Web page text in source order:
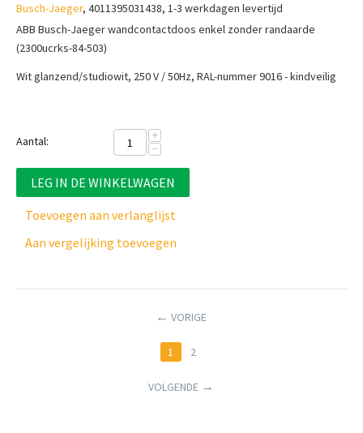
Busch-Jaeger, 4011395031438, 1-3 werkdagen levertijd
ABB Busch-Jaeger wandcontactdoos enkel zonder randaarde
(2300ucrks-84-503)
Wit glanzend/studiowit, 250 V / 50Hz, RAL-nummer 9016 - kindveilig
Aantal:
+
−
LEG IN DE WINKELWAGEN
Toevoegen aan verlanglijst
Aan vergelijking toevoegen
VORIGE
1 2
VOLGENDE